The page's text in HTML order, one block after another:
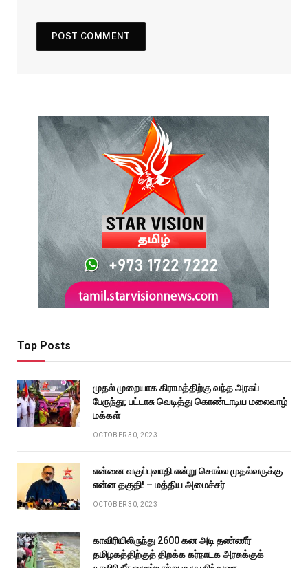
Top Posts
முதல் முறையாக கிராமத்திற்கு வந்த அரசுப்
பேருந்து; பட்டாசு வெடித்து கொண்டாடிய மலைவாழ்
மக்கள்
OCTOBER 30, 2023
என்னை வகுப்புவாதி என்று சொல்ல முதல்வருக்கு
என்ன தகுதி! – மத்திய அமைச்சர்
OCTOBER 30, 2023
காவிரியிலிருந்து 2600 கன அடி தண்ணீர்
தமிழகத்திற்குத் திறக்க கர்நாடக அரசுக்குக்